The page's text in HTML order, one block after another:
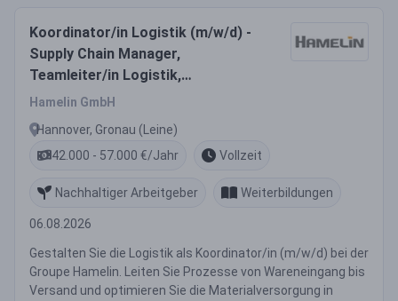
Koordinator/in Logistik (m/w/d) -
Supply Chain Manager,
Teamleiter/in Logistik,
Logistikkoordinator/in
Hamelin GmbH
Hannover, Gronau (Leine)
42.000 - 57.000 €/Jahr
Vollzeit
Nachhaltiger Arbeitgeber Weiterbildungen
06.08.2026
Gestalten Sie die Logistik als Koordinator/in (m/w/d) bei der
Groupe Hamelin. Leiten Sie Prozesse von Wareneingang bis
Versand und optimieren Sie die Materialversorgung in